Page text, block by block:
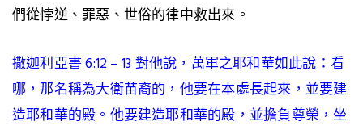
們從悖逆、罪惡、世俗的律中救出來。
撒迦利亞書 6:12 – 13 對他說，萬軍之耶和華如此說：看
哪，那名稱為大衛苗裔的，他要在本處長起來，並要建
造耶和華的殿。他要建造耶和華的殿，並擔負尊榮，坐